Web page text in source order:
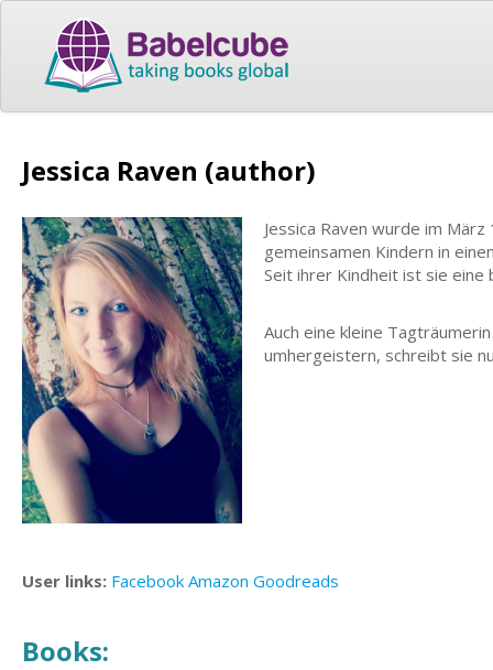
Jessica Raven (author)
Jessica Raven wurde im
gemeinsamen Kindern in
Seit ihrer Kindheit ist sie
Auch eine kleine
umhergeistern, schreibt sie
User links: Facebook Amazon Goodreads
Books: